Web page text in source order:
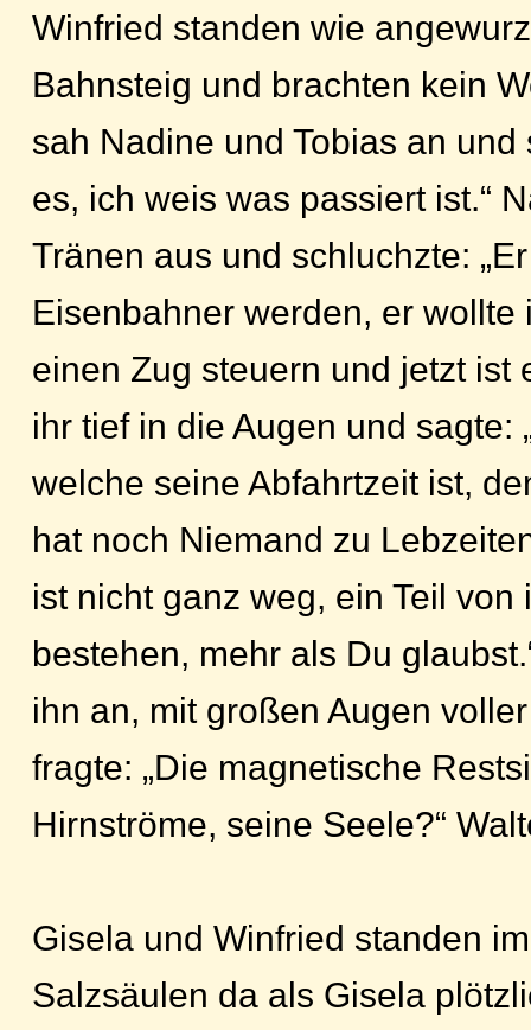
Winfried standen wie
Bahnsteig und brachten kein
sah Nadine und Tobias an und
es, ich weis was passiert ist.“
Tränen aus und schluchzte:
Eisenbahner werden, er wollte
einen Zug steuern und jetzt ist
ihr tief in die Augen und sagte:
welche seine Abfahrtzeit ist,
hat noch Niemand zu
ist nicht ganz weg, ein Teil von
bestehen, mehr als Du
ihn an, mit großen Augen
fragte: „Die magnetische
Hirnströme, seine Seele?“
Gisela und Winfried standen
Salzsäulen da als Gisela